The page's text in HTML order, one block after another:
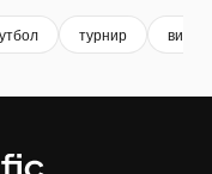
турнир виды